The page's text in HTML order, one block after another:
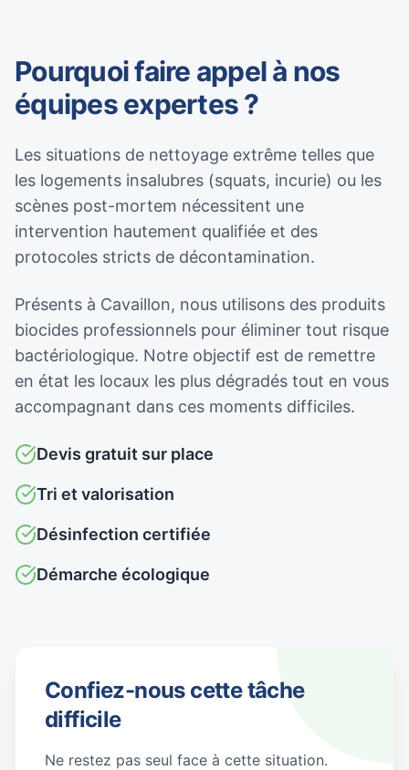
Pourquoi faire appel à nos
équipes expertes ?
Les situations de nettoyage extrême telles que
les logements insalubres (squats, incurie) ou les
scènes post-mortem nécessitent une
intervention hautement qualifiée et des
protocoles stricts de décontamination.
Présents à Cavaillon, nous utilisons des produits
biocides professionnels pour éliminer tout risque
bactériologique. Notre objectif est de remettre
en état les locaux les plus dégradés tout en vous
accompagnant dans ces moments difficiles.
Devis gratuit sur place
Tri et valorisation
Désinfection certifiée
Démarche écologique
Confiez-nous cette tâche
difficile
Ne restez pas seul face à cette situation.